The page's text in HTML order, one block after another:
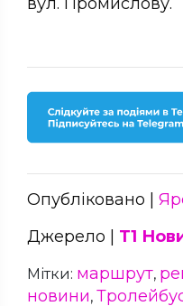
Опубліковано |
Джерело | Т1
Мітки: маршрут,
новини,